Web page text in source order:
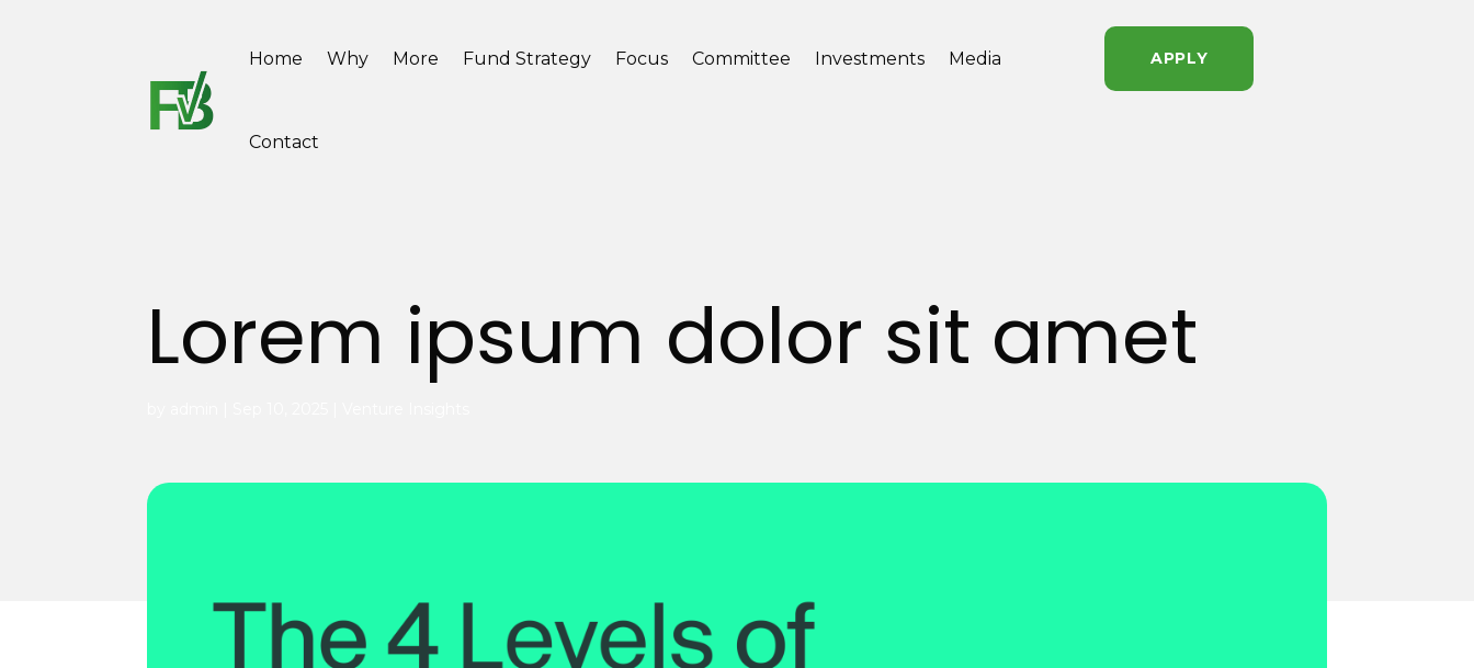
Home Why More Fund Strategy Focus Committee Investments Media
Contact
APPLY
Lorem ipsum dolor sit amet